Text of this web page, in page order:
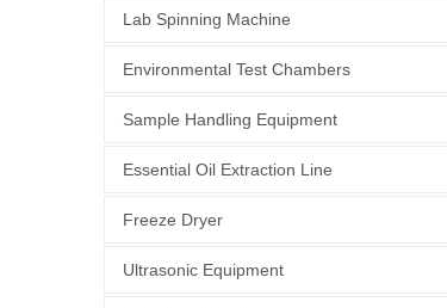
Lab Spinning Machine
Environmental Test Chambers
Sample Handling Equipment
Essential Oil Extraction Line
Freeze Dryer
Ultrasonic Equipment